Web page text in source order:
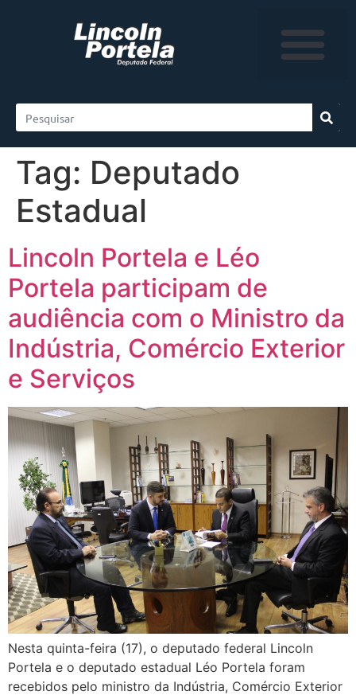
Tag: Deputado
Estadual
Lincoln Portela e Léo
Portela participam de
audiência com o Ministro da
Indústria, Comércio Exterior
e Serviços
Nesta quinta-feira (17), o deputado federal Lincoln
Portela e o deputado estadual Léo Portela foram
recebidos pelo ministro da Indústria, Comércio Exterior